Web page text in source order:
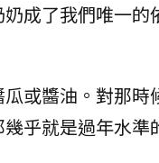
成了我們唯一
或醬油。對那
乎就是過年水準